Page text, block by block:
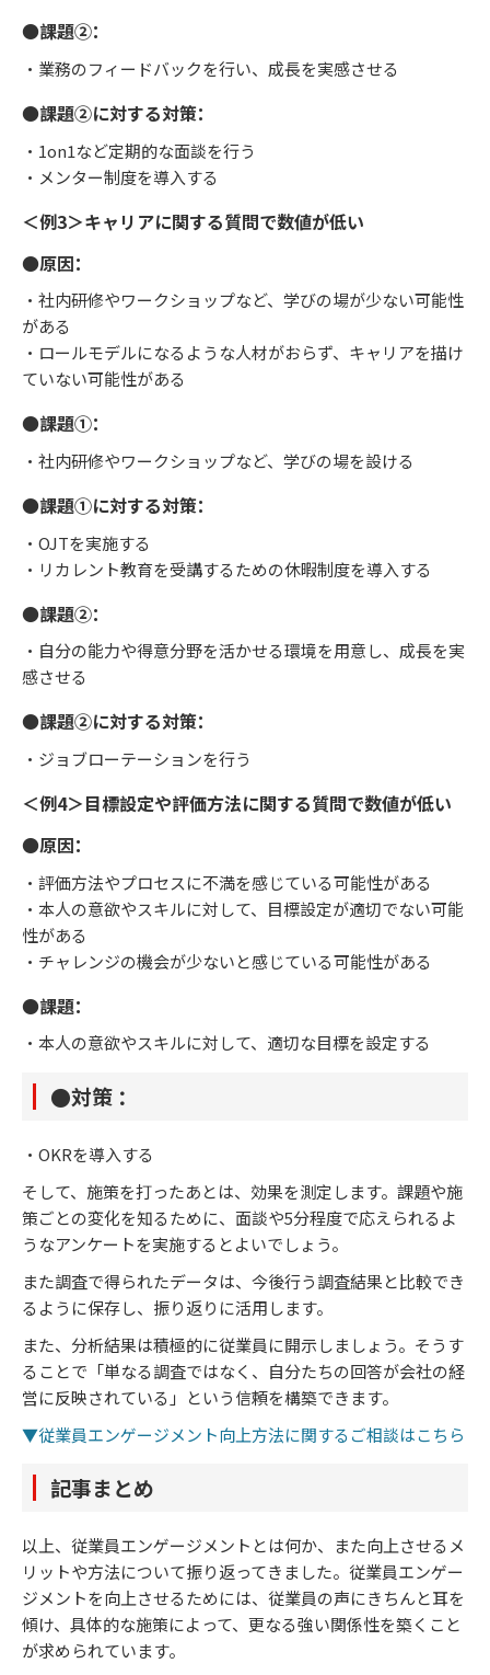
●課題②：
・業務のフィードバックを行い、成長を実感させる
●課題②に対する対策：
・1on1など定期的な面談を行う
・メンター制度を導入する
＜例3＞キャリアに関する質問で数値が低い
●原因：
・社内研修やワークショップなど、学びの場が少ない可能性
がある
・ロールモデルになるような人材がおらず、キャリアを描け
ていない可能性がある
●課題①：
・社内研修やワークショップなど、学びの場を設ける
●課題①に対する対策：
・OJTを実施する
・リカレント教育を受講するための休暇制度を導入する
●課題②：
・自分の能力や得意分野を活かせる環境を用意し、成長を実
感させる
●課題②に対する対策：
・ジョブローテーションを行う
＜例4＞目標設定や評価方法に関する質問で数値が低い
●原因：
・評価方法やプロセスに不満を感じている可能性がある
・本人の意欲やスキルに対して、目標設定が適切でない可能
性がある
・チャレンジの機会が少ないと感じている可能性がある
●課題：
・本人の意欲やスキルに対して、適切な目標を設定する
●対策 ：
・OKRを導入する
そして、施策を打ったあとは、効果を測定します。課題や施
策ごとの変化を知るために、面談や5分程度で応えられるよ
うなアンケートを実施するとよいでしょう。
また調査で得られたデータは、今後行う調査結果と比較でき
るように保存し、振り返りに活用します。
また、分析結果は積極的に従業員に開示しましょう。そうす
ることで「単なる調査ではなく、自分たちの回答が会社の経
営に反映されている」という信頼を構築できます。
▼従業員エンゲージメント向上方法に関するご相談はこちら
記事まとめ
以上、従業員エンゲージメントとは何か、また向上させるメ
リットや方法について振り返ってきました。従業員エンゲー
ジメントを向上させるためには、従業員の声にきちんと耳を
傾け、具体的な施策によって、更なる強い関係性を築くこと
が求められています。